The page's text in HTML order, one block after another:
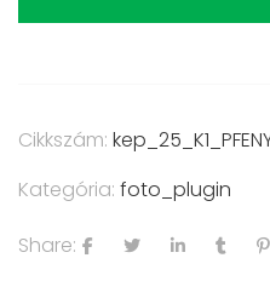
Cikkszám:
Kategória: foto_plugin
Share: